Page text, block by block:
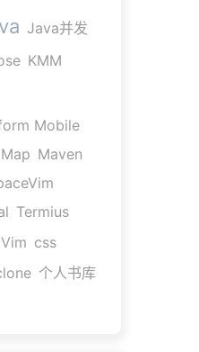
Java并发
KMM
Mobile
Map Maven
Termius
Vim css
个人书库